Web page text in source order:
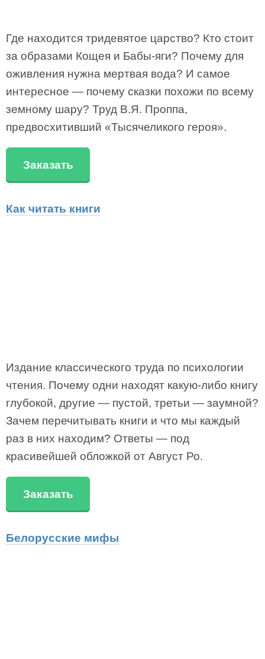
Где находится тридевятое царство? Кто стоит
за образами Кощея и Бабы-яги? Почему для
оживления нужна мертвая вода? И самое
интересное — почему сказки похожи по всему
земному шару? Труд В.Я. Проппа,
предвосхитивший «Тысячеликого героя».
Заказать
Как читать книги
Издание классического труда по психологии
чтения. Почему одни находят какую-либо книгу
глубокой, другие — пустой, третьи — заумной?
Зачем перечитывать книги и что мы каждый
раз в них находим? Ответы — под
красивейшей обложкой от Август Ро.
Заказать
Белорусские мифы